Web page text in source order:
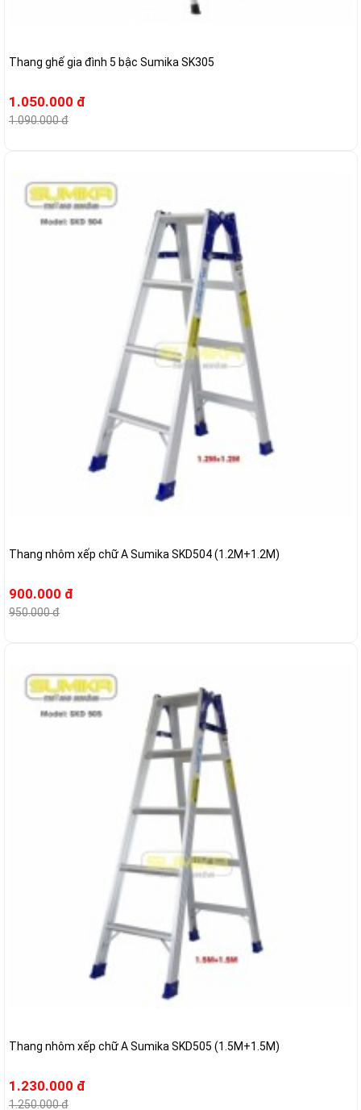
Thang ghế gia đình 5 bậc Sumika SK305
1.050.000 đ
1.090.000 đ
Thang nhôm xếp chữ A Sumika SKD504 (1.2M+1.2M)
900.000 đ
950.000 đ
Thang nhôm xếp chữ A Sumika SKD505 (1.5M+1.5M)
1.230.000 đ
1.250.000 đ